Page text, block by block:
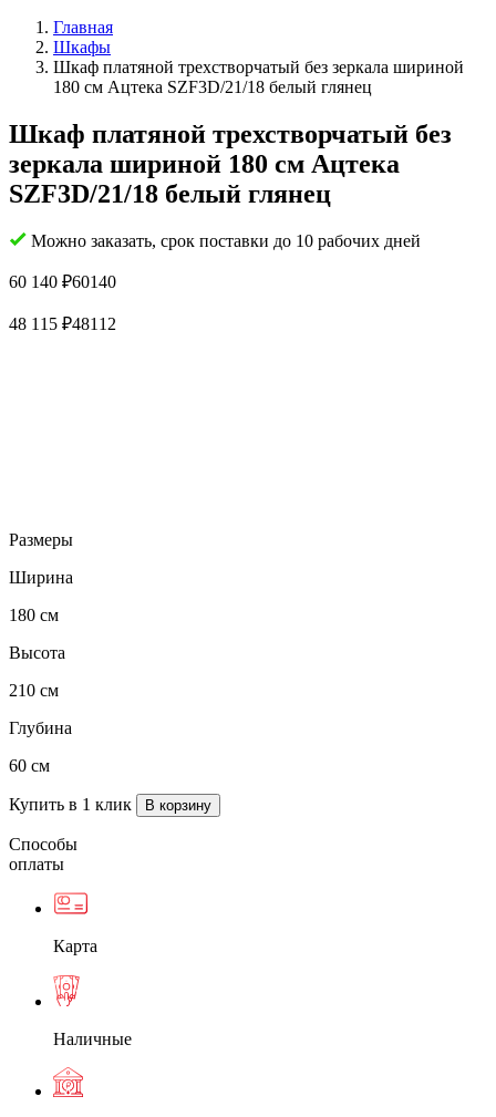
Главная
Шкафы
Шкаф платяной трехстворчатый без зеркала шириной
180 см Ацтека SZF3D/21/18 белый глянец
Шкаф платяной трехстворчатый без
зеркала шириной 180 см Ацтека
SZF3D/21/18 белый глянец
Можно заказать, срок поставки до 10 рабочих дней
60 140 ₽60140
48 115 ₽48112
Размеры
Ширина
180 см
Высота
210 см
Глубина
60 см
Купить в 1 клик
Способы
оплаты
Карта
Наличные